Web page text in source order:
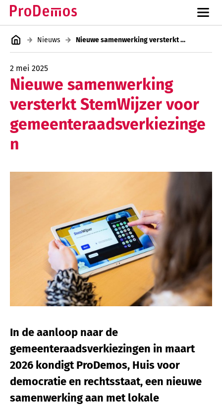
Nieuws Nieuwe samenwerking versterkt StemWijzer voor gemeenteraadsverkiezingen
2 mei 2025
Nieuwe samenwerking
versterkt StemWijzer voor
gemeenteraadsverkiezinge
n
In de aanloop naar de
gemeenteraadsverkiezingen in maart
2026 kondigt ProDemos, Huis voor
democratie en rechtsstaat, een nieuwe
samenwerking aan met lokale